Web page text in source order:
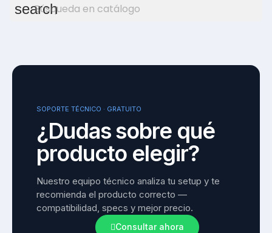
search
SOPORTE TÉCNICO · GRATUITO
¿Dudas sobre qué
producto elegir?
Nuestro equipo técnico analiza tu setup y te
recomienda el producto correcto —
compatibilidad, specs y mejor precio.
Consultar ahora